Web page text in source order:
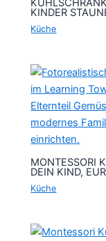
KINDER
Küche
MONTESSORI
DEIN KIND,
Küche